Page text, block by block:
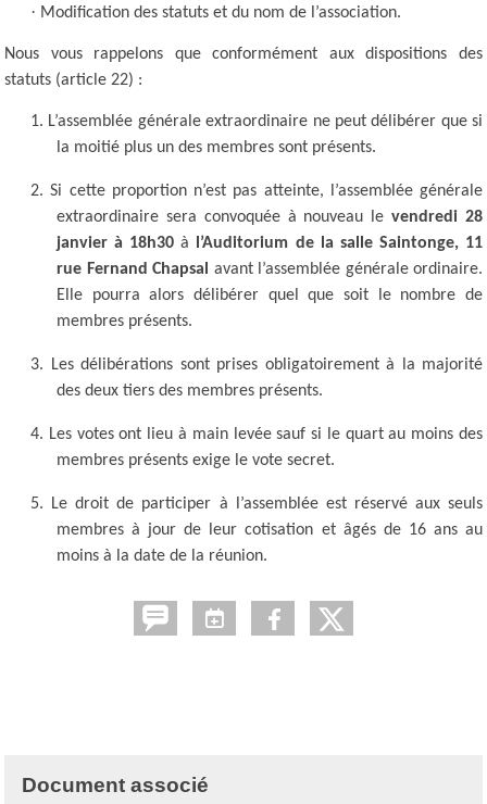
· Modification des statuts et du nom de l’association.
Nous vous rappelons que conformément aux dispositions des
statuts (article 22) :
1. L’assemblée générale extraordinaire ne peut délibérer que si
la moitié plus un des membres sont présents.
2.Si cette proportion n’est pas atteinte, l’assemblée générale
extraordinaire sera convoquée à nouveau levendredi 28
janvier à 18h30 à
l’Auditorium de la salle Saintonge, 11
rue Fernand Chapsal
avant l’assemblée générale ordinaire.
Elle pourra alors délibérer quel que soit le nombre de
membres présents.
3.
Les délibérations sont prises obligatoirement à la majorité
des deux tiers des membres présents.
4. Les votes ont lieu à main levée sauf si le quart au moins des
membres présents exige le vote secret.
5.
Le droit de participer à l’assemblée est réservé aux seuls
membres à jour de leur cotisation et âgés de 16 ans au
moins à la date de la réunion.
Document associé